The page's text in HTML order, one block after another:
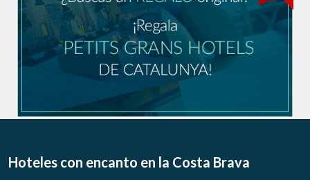
Hoteles con encanto en la Costa Brava